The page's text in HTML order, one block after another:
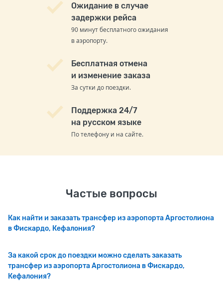
Ожидание в случае
задержки рейса
90 минут бесплатного ожидания
в аэропорту.
Бесплатная отмена
и изменение заказа
За сутки до поездки.
Поддержка 24/7
на русском языке
По телефону и на сайте.
Частые вопросы
Как найти и заказать трансфер из аэропорта Аргостолиона
в Фискардо, Кефалония?
За какой срок до поездки можно сделать заказать
трансфер из аэропорта Аргостолиона в Фискардо,
Кефалония?